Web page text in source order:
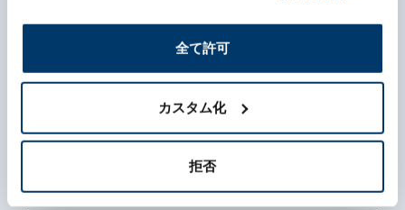
全て許可
カスタム化
拒否
事業内容
サステナビリティ